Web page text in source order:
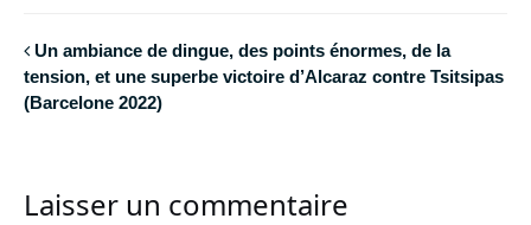
Un ambiance de dingue, des points énormes, de la
tension, et une superbe victoire d’Alcaraz contre Tsitsipas
(Barcelone 2022)
Laisser un commentaire